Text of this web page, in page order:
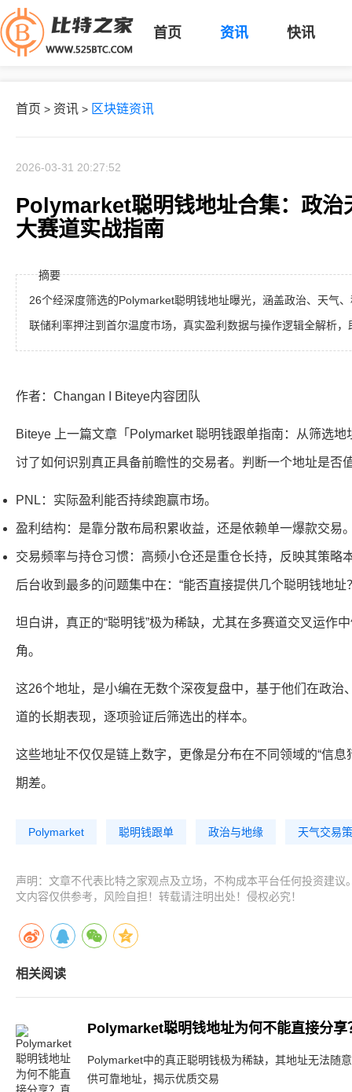
首页 资讯 快讯
首页 > 资讯 > 区块链资讯
2026-03-31 20:27:52
Polymarket聪明钱地址合集：政治
大赛道实战指南
摘要
26个经深度筛选的Polymarket聪明钱地址曝光，涵盖政治、天气
联储利率押注到首尔温度市场，真实盈利数据与操作逻辑全解析
作者：Changan I Biteye内容团队
Biteye 上一篇文章「Polymarket 聪明钱跟单指南：从筛选
讨了如何识别真正具备前瞻性的交易者。判断一个地址是否
PNL：实际盈利能否持续跑赢市场。
盈利结构：是靠分散布局积累收益，还是依赖单一爆款交易
交易频率与持仓习惯：高频小仓还是重仓长持，反映其策略
后台收到最多的问题集中在：“能否直接提供几个聪明钱地址
坦白讲，真正的“聪明钱”极为稀缺，尤其在多赛道交叉运作
角。
这26个地址，是小编在无数个深夜复盘中，基于他们在政治
道的长期表现，逐项验证后筛选出的样本。
这些地址不仅仅是链上数字，更像是分布在不同领域的“信
期差。
Polymarket 聪明钱跟单 政治与地缘 天气交易
声明：文章不代表比特之家观点及立场，不构成本平台任何投资建
文内容仅供参考，风险自担！转载请注明出处！侵权必究！
相关阅读
Polymarket聪明钱地址为何不能直接分享
Polymarket中的真正聪明钱极为稀缺，其地址无法随
供可靠地址，揭示优质交易